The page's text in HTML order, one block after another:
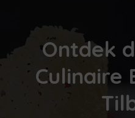
Ontdek
Culinaire